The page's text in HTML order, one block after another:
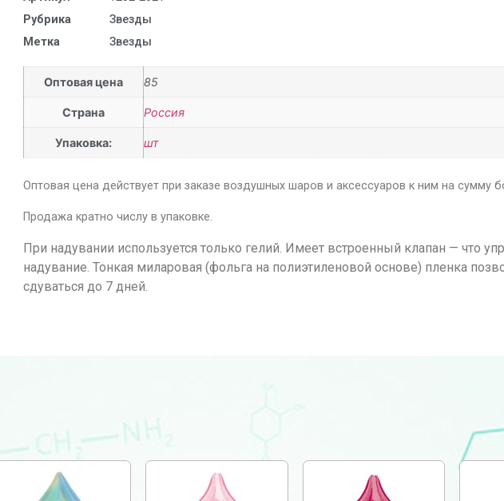
Рубрика
Звезды
Метка
Звезды
Оптовая цена 85
Страна Россия
Упаковка: шт
Оптовая цена действует при заказе воздушных шаров и аксессуаров к ним на сумму
Продажа кратно числу в упаковке.
При надувании используется только гелий. Имеет встроенный клапан — что
надувание. Тонкая миларовая (фольга на полиэтиленовой основе) пленка
сдуваться до 7 дней.